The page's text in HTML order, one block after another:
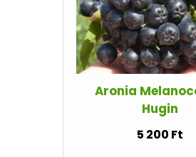
Aronia
Hugin
5 200 Ft